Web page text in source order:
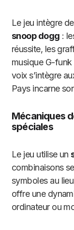
Le jeu intègre
snoop dogg :
réussite, les
musique G-
voix s’intègre
Pays incarne
Mécaniques
spéciales
Le jeu utilise un
combinaisons
symboles au
offre une
ordinateur ou